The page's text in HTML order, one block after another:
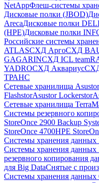
NetAppФлеш-системы
Дисковые полки (JBOD)
ArecaДисковые полки
(HPE)Дисковые полки
Российские системы
ATLASСХД AргоСХД
GAGARINСХД ICL
YADROСХД Аквариус
ТРАНС
Сетевые хранилища Asustor
FlashstorAsustor Lockerstor
Сетевые хранилища
Системы резервного
StoreOnce 2900 Backup
StoreOnce 4700HPE
Системы хранения данных
Системы хранения
резервного копирования
для Big DataСнятые с
Системы хранения данных